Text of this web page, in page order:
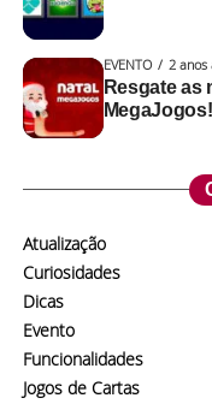
EVENTO 2 anos
Resgate as
MegaJogos!
Atualização
Curiosidades
Dicas
Evento
Funcionalidades
Jogos de Cartas